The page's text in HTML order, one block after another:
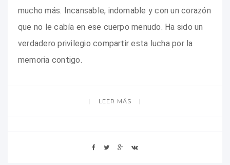
mucho más. Incansable, indomable y con un corazón
que no le cabía en ese cuerpo menudo. Ha sido un
verdadero privilegio compartir esta lucha por la
memoria contigo.
LEER MÁS